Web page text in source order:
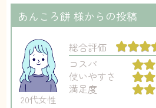
あんころ餅 様からの投稿
20代女性
総合評価
コスパ
使いやすさ
満足度